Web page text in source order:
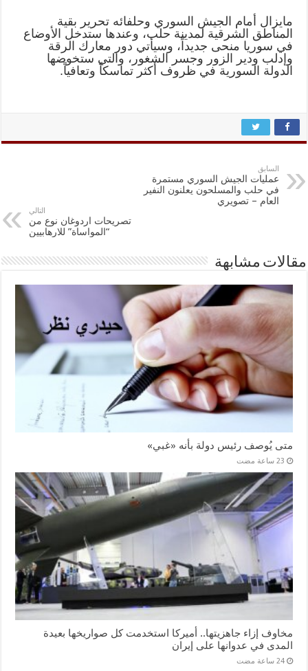
مايزال أمام الجيش السوري وحلفائه تحرير بقية
المناطق الشرقية لمدينة حلب، وعندها ستدخل الأوضاع
في سوريا منحى جديداً، وسيأتي دور معارك الرقة
وإدلب ودير الزور وجسر الشغور، والتي ستخوضها
الدولة السورية في ظروف أكثر تماسكاً وتعافياً.
السابق
عمليات الجيش السوري مستمرة
في حلب والمسلحون يعلنون النفير
العام – تصويري
التالي
تصريحات اردوغان نوع من
“المواساة” للارهابيين
مقالات مشابهة
متى يُوصف رئيس دولة بأنه «غبي»
مخاوف إزاء جاهزيتها.. أميركا استخدمت كل صواريخها بعيدة
المدى في عدوانها على إيران
‏24 ساعة مضت